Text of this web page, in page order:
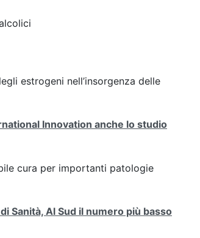
estrogeni nell’insorgenza delle
Innovation anche lo studio
cura per importanti patologie
Sanità, Al Sud il numero più basso